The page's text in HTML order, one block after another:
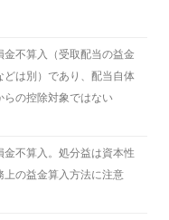
金不算入（受取配当の益金
どは別）であり、配当自体
らの控除対象ではない
金不算入。処分益は資本性
上の益金算入方法に注意